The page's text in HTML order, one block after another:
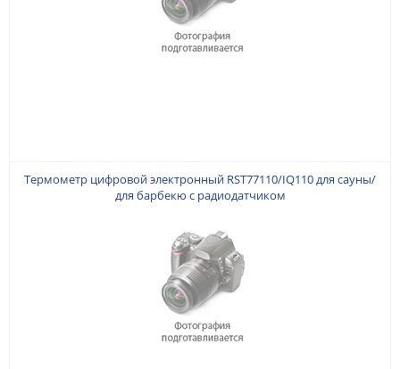
Термометр цифровой электронный RST77110/IQ110 для сауны/
для барбекю с радиодатчиком